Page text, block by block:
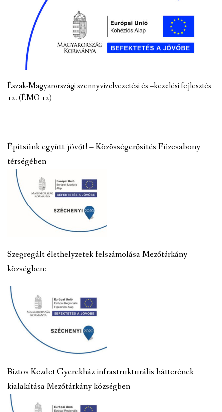
Észak-Magyarországi szennyvízelvezetési és –kezelési fejlesztés
12. (ÉMO 12)
Építsünk együtt jövőt! – Közösségerősítés Füzesabony
térségében
Szegregált élethelyzetek felszámolása Mezőtárkány
községben:
Biztos Kezdet Gyerekház infrastrukturális hátterének
kialakítása Mezőtárkány községben